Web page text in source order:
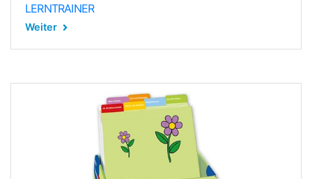
LERNTRAINER
Weiter